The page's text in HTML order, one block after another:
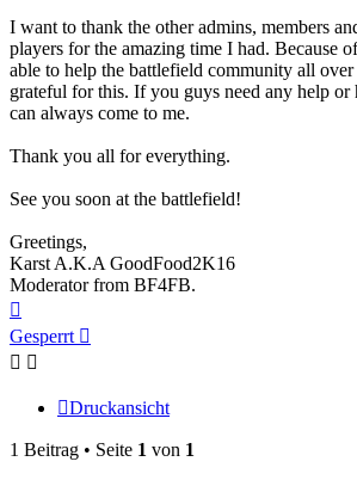
I want to thank the other admins, members
players for the amazing time I had. Because
able to help the battlefield community all
grateful for this. If you guys need any help or
can always come to me.
Thank you all for everything.
See you soon at the battlefield!
Greetings,
Karst A.K.A GoodFood2K16
Moderator from BF4FB.
oben
Gesperrt
Druckansicht
1 Beitrag • Seite 1 von 1